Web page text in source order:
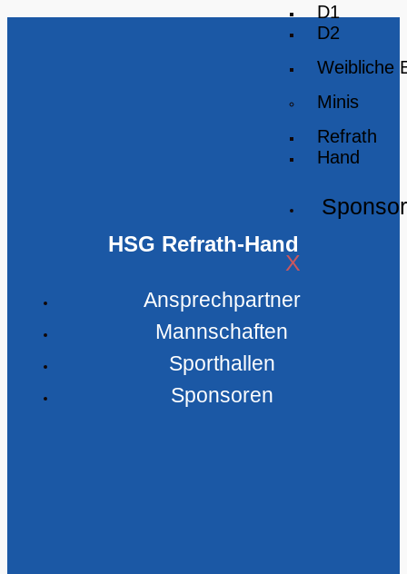
D1
D2
Weibliche
Minis
Refrath
Hand
X
HSG Refrath-Hand
Ansprechpartner
Mannschaften
Sporthallen
Sponsoren